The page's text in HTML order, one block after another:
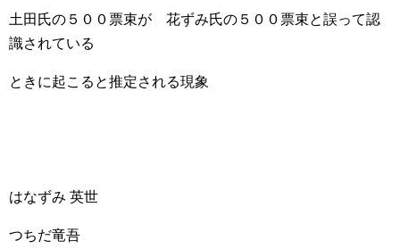
土田氏の５００票束が 花ずみ氏の５００票束と誤って認
識されている
ときに起こると推定される現象
はなずみ 英世
つちだ竜吾